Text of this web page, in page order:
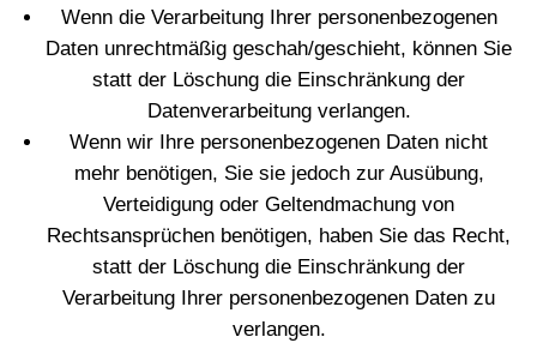
Wenn die Verarbeitung Ihrer personenbezogenen
Daten unrechtmäßig geschah/geschieht, können Sie
statt der Löschung die Einschränkung der
Datenverarbeitung verlangen.
Wenn wir Ihre personenbezogenen Daten nicht
mehr benötigen, Sie sie jedoch zur Ausübung,
Verteidigung oder Geltendmachung von
Rechtsansprüchen benötigen, haben Sie das Recht,
statt der Löschung die Einschränkung der
Verarbeitung Ihrer personenbezogenen Daten zu
verlangen.